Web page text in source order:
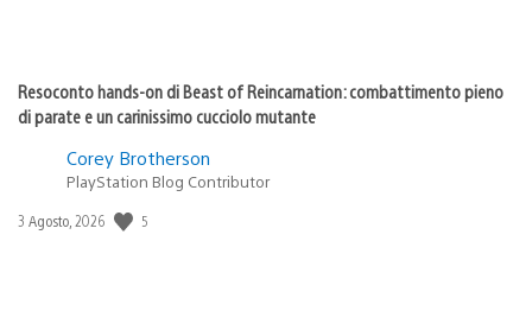
Resoconto hands-on di Beast of Reincarnation: combattimento pieno
di parate e un carinissimo cucciolo mutante
Corey Brotherson
PlayStation Blog Contributor
Data
3 Agosto, 2026 5